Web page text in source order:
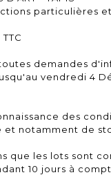
particulières
demandes
vendredi 4
des
et notamment de
que les lots sont
10 jours à